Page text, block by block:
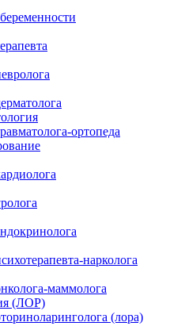
ортопеда
нарколога
маммолога
(ЛОР)
(лора)